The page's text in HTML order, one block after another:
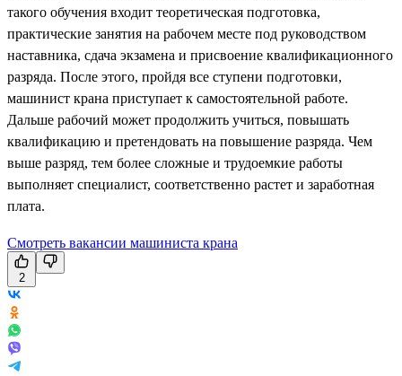
такого обучения входит теоретическая подготовка,
практические занятия на рабочем месте под руководством
наставника, сдача экзамена и присвоение квалификационного
разряда. После этого, пройдя все ступени подготовки,
машинист крана приступает к самостоятельной работе.
Дальше рабочий может продолжить учиться, повышать
квалификацию и претендовать на повышение разряда. Чем
выше разряд, тем более сложные и трудоемкие работы
выполняет специалист, соответственно растет и заработная
плата.
Смотреть вакансии машиниста крана
2